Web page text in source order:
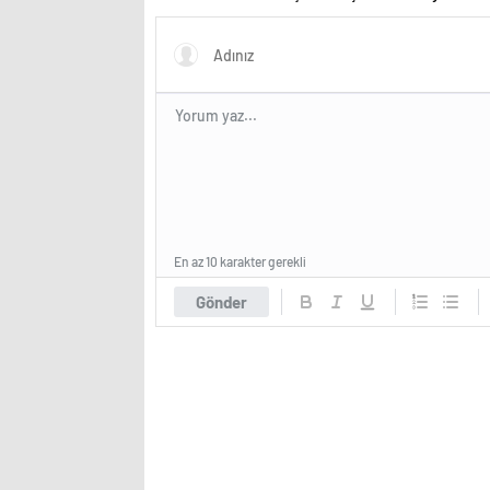
istiyor?
Gönder
En az 10 karakter gerekli